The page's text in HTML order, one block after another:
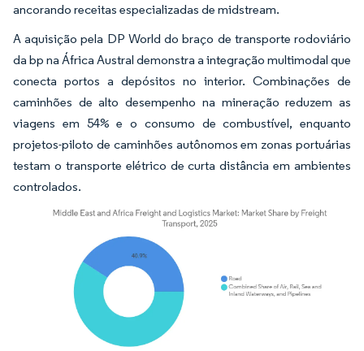
ancorando receitas especializadas de midstream.
A aquisição pela DP World do braço de transporte rodoviário
da bp na África Austral demonstra a integração multimodal que
conecta portos a depósitos no interior. Combinações de
caminhões de alto desempenho na mineração reduzem as
viagens em 54% e o consumo de combustível, enquanto
projetos-piloto de caminhões autônomos em zonas portuárias
testam o transporte elétrico de curta distância em ambientes
controlados.